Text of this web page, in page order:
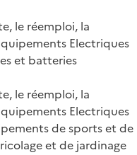
le réemploi, la
Electriques
et batteries
le réemploi, la
Electriques
de sports et de
et de jardinage